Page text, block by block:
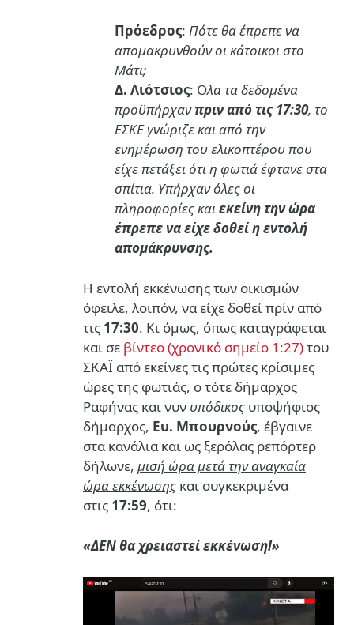
Πρόεδρος: Πότε θα έπρεπε να
απομακρυνθούν οι κάτοικοι στο
Μάτι;
Δ. Λιότσιος: Ολα τα δεδομένα
προϋπήρχανπριν από τις 17:30, το
ΕΣΚΕ γνώριζε και από την
ενημέρωση του ελικοπτέρου που
είχε πετάξει ότι η φωτιά έφτανε στα
σπίτια. Υπήρχαν όλες οι
πληροφορίες καιεκείνη την ώρα
έπρεπε να είχε δοθεί η εντολή
απομάκρυνσης.
Η εντολή εκκένωσης των οικισμών
όφειλε, λοιπόν, να είχε δοθεί πρίν από
τις 17:30. Κι όμως, όπως καταγράφεται
και σε βίντεο (χρονικό σημείο 1:27)του
ΣΚΑΪ από εκείνες τις πρώτες κρίσιμες
ώρες της φωτιάς, ο τότε δήμαρχος
Ραφήνας και νυν υπόδικος υποψήφιος
δήμαρχος, Ευ. Μπουρνούς, έβγαινε
στα κανάλια και ως ξερόλας ρεπόρτερ
δήλωνε, μισή ώρα μετά την αναγκαία
ώρα εκκένωσης και συγκεκριμένα
στις 17:59, ότι:
«ΔΕΝ θα χρειαστεί εκκένωση!»